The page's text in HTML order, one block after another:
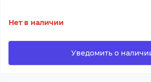
Нет в наличии
Уведомить о